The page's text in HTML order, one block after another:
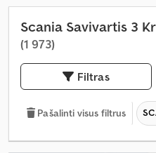
Scania Savivartis 3
(1 973)
Filtras
Pašalinti visus filtrus